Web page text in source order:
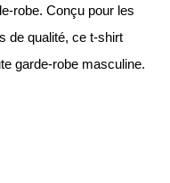
robe. Conçu pour les
de qualité, ce t-shirt
garde-robe masculine.